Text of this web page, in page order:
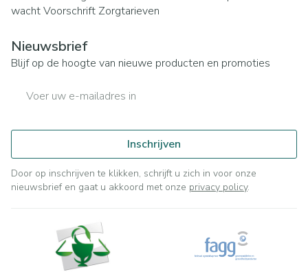
wachtVoorschrift Zorgtarieven
Nieuwsbrief
Blijf op de hoogte van nieuwe producten en promoties
Inschrijven
Door op inschrijven te klikken, schrijft u zich in voor onze
nieuwsbrief en gaat u akkoord met onze privacy policy.